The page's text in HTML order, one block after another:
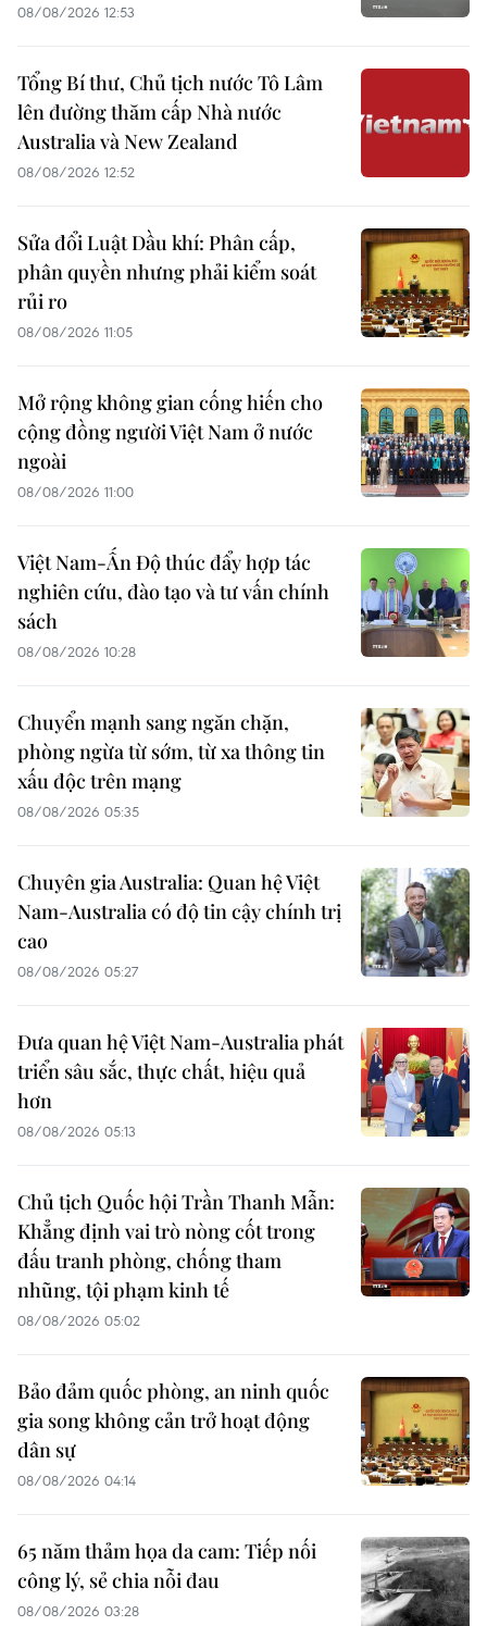
08/08/2026 12:53
Tổng Bí thư, Chủ tịch nước Tô Lâm
lên đường thăm cấp Nhà nước
Australia và New Zealand
08/08/2026 12:52
Sửa đổi Luật Dầu khí: Phân cấp,
phân quyền nhưng phải kiểm soát
rủi ro
08/08/2026 11:05
Mở rộng không gian cống hiến cho
cộng đồng người Việt Nam ở nước
ngoài
08/08/2026 11:00
Việt Nam-Ấn Độ thúc đẩy hợp tác
nghiên cứu, đào tạo và tư vấn chính
sách
08/08/2026 10:28
Chuyển mạnh sang ngăn chặn,
phòng ngừa từ sớm, từ xa thông tin
xấu độc trên mạng
08/08/2026 05:35
Chuyên gia Australia: Quan hệ Việt
Nam-Australia có độ tin cậy chính trị
cao
08/08/2026 05:27
Đưa quan hệ Việt Nam-Australia phát
triển sâu sắc, thực chất, hiệu quả
hơn
08/08/2026 05:13
Chủ tịch Quốc hội Trần Thanh Mẫn:
Khẳng định vai trò nòng cốt trong
đấu tranh phòng, chống tham
nhũng, tội phạm kinh tế
08/08/2026 05:02
Bảo đảm quốc phòng, an ninh quốc
gia song không cản trở hoạt động
dân sự
08/08/2026 04:14
65 năm thảm họa da cam: Tiếp nối
công lý, sẻ chia nỗi đau
08/08/2026 03:28